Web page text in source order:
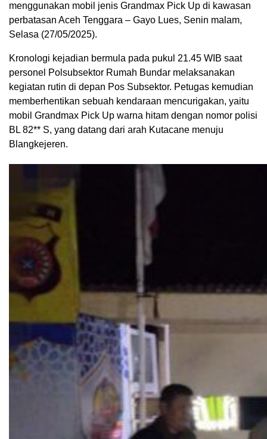
menggunakan mobil jenis Grandmax Pick Up di kawasan
perbatasan Aceh Tenggara – Gayo Lues, Senin malam,
Selasa (27/05/2025).
Kronologi kejadian bermula pada pukul 21.45 WIB saat
personel Polsubsektor Rumah Bundar melaksanakan
kegiatan rutin di depan Pos Subsektor. Petugas kemudian
memberhentikan sebuah kendaraan mencurigakan, yaitu
mobil Grandmax Pick Up warna hitam dengan nomor polisi
BL 82** S, yang datang dari arah Kutacane menuju
Blangkejeren.